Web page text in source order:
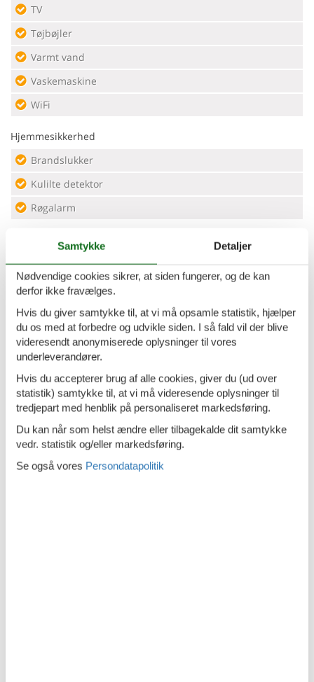
TV
Tøjbøjler
Varmt vand
Vaskemaskine
WiFi
Hjemmesikkerhed
Brandslukker
Kulilte detektor
Røgalarm
Køkkenudstyr
Elkedel
Fade og bestik
Grundlæggende køkkenudstyr
Kaffe
Kaffemaskine
Køleskab - Fryser
Ovn
Parkfaciliteter
Førstehjælp
Samtykke Detaljer
Nødvendige cookies sikrer, at siden fungerer, og de kan
derfor ikke fravælges.
Hvis du giver samtykke til, at vi må opsamle statistik, hjælper
du os med at forbedre og udvikle siden. I så fald vil der blive
videresendt anonymiserede oplysninger til vores
underleverandører.
Hvis du accepterer brug af alle cookies, giver du (ud over
statistik) samtykke til, at vi må videresende oplysninger til
tredjepart med henblik på personaliseret markedsføring.
Du kan når som helst ændre eller tilbagekalde dit samtykke
vedr. statistik og/eller markedsføring.
Se også vores Persondatapolitik